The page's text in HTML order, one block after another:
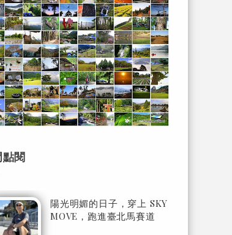
閱
陽光明媚的日子，穿上 SKY
MOVE，跑進臺北馬賽道